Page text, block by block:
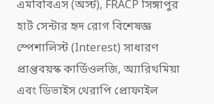
এমবিবিএস (অস্ট), FRACP সিঙ্গাপুর
হার্ট সেন্টার হৃদ রোগ বিশেষজ্ঞ
স্পেশালিস্ট (Interest) সাধারণ
প্রাপ্তবয়স্ক কার্ডিওলজি, অ্যারিথমিয়া
এবং ডিভাইস থেরাপি প্রোফাইল